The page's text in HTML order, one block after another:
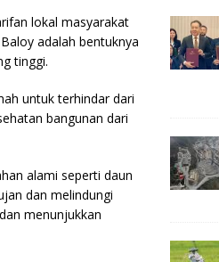
lokal masyarakat
adalah bentuknya
tinggi.
untuk terhindar dari
bangunan dari
alami seperti daun
dan melindungi
menunjukkan